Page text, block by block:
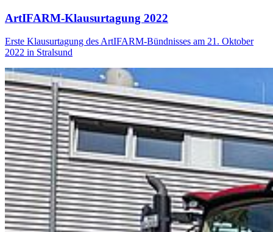
ArtIFARM-Klausurtagung 2022
Erste Klausurtagung des ArtIFARM-Bündnisses am 21. Oktober
2022 in Stralsund